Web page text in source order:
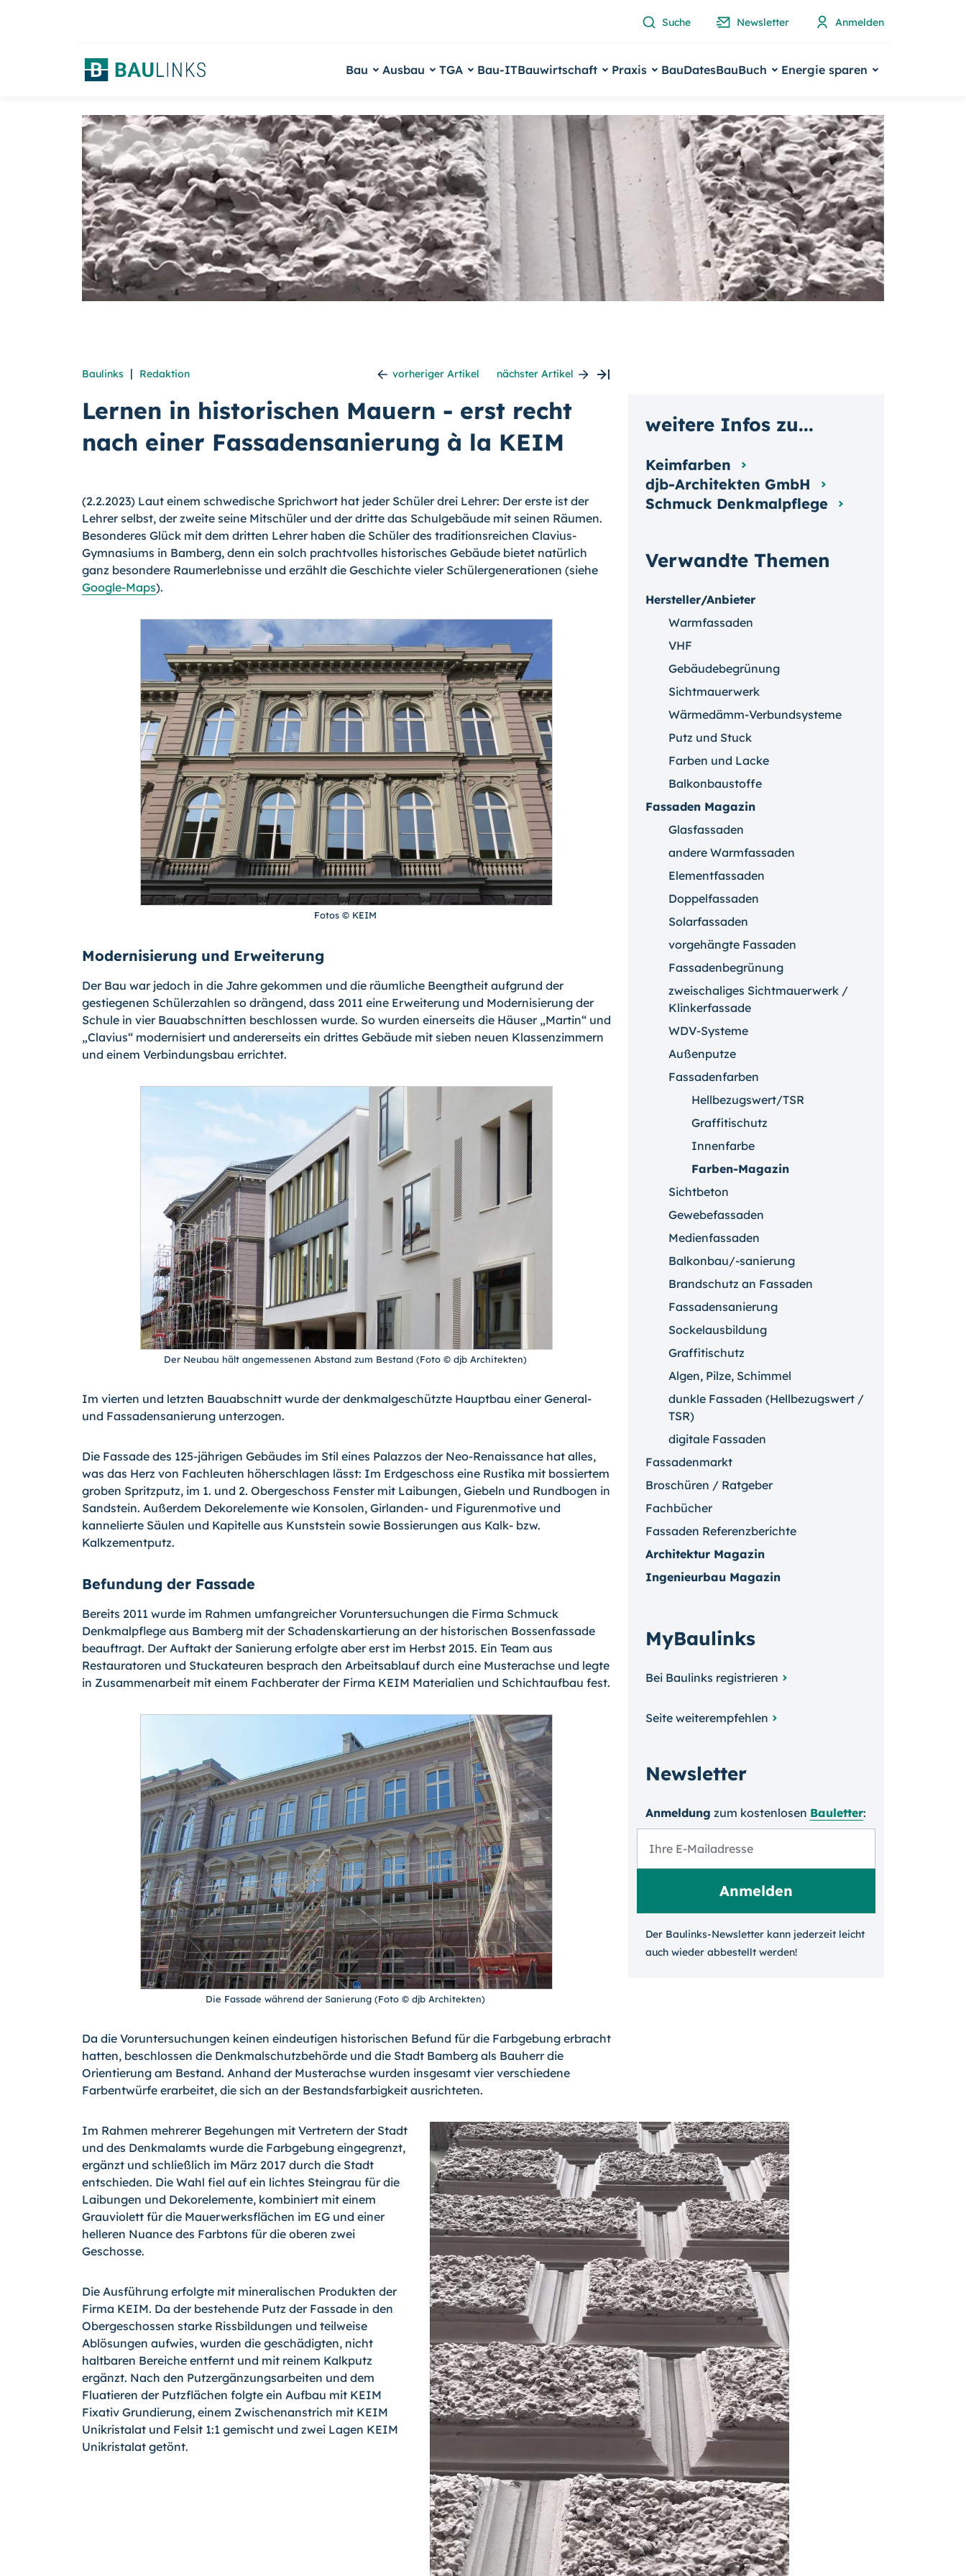
Suche Newsletter Anmelden
Bau Ausbau TGA Bau-ITBauwirtschaft Praxis BauDatesBauBuch Energie sparen
Baulinks | Redaktion vorheriger Artikel nächster Artikel
Lernen in historischen Mauern - erst recht
nach einer Fassadensanierung à la KEIM
(2.2.2023) Laut einem schwedische Sprichwort hat jeder Schüler drei Lehrer: Der erste ist der
Lehrer selbst, der zweite seine Mitschüler und der dritte das Schulgebäude mit seinen Räumen.
Besonderes Glück mit dem dritten Lehrer haben die Schüler des traditionsreichen Clavius-
Gymnasiums in Bamberg, denn ein solch prachtvolles historisches Gebäude bietet natürlich
ganz besondere Raumerlebnisse und erzählt die Geschichte vieler Schülergenerationen (siehe
Google-Maps).
Fotos © KEIM
Modernisierung und Erweiterung
Der Bau war jedoch in die Jahre gekommen und die räumliche Beengtheit aufgrund der
gestiegenen Schülerzahlen so drängend, dass 2011 eine Erweiterung und Modernisierung der
Schule in vier Bauabschnitten beschlossen wurde. So wurden einerseits die Häuser „Martin“ und
„Clavius“ modernisiert und andererseits ein drittes Gebäude mit sieben neuen Klassenzimmern
und einem Verbindungsbau errichtet.
Der Neubau hält angemessenen Abstand zum Bestand (Foto © djb Architekten)
Im vierten und letzten Bauabschnitt wurde der denkmalgeschützte Hauptbau einer General-
und Fassadensanierung unterzogen.
Die Fassade des 125-jährigen Gebäudes im Stil eines Palazzos der Neo-Renaissance hat alles,
was das Herz von Fachleuten höherschlagen lässt: Im Erdgeschoss eine Rustika mit bossiertem
groben Spritzputz, im 1. und 2. Obergeschoss Fenster mit Laibungen, Giebeln und Rundbogen in
Sandstein. Außerdem Dekorelemente wie Konsolen, Girlanden- und Figurenmotive und
kannelierte Säulen und Kapitelle aus Kunststein sowie Bossierungen aus Kalk- bzw.
Kalkzementputz.
Befundung der Fassade
Bereits 2011 wurde im Rahmen umfangreicher Voruntersuchungen die Firma Schmuck
Denkmalpflege aus Bamberg mit der Schadenskartierung an der historischen Bossenfassade
beauftragt. Der Auftakt der Sanierung erfolgte aber erst im Herbst 2015. Ein Team aus
Restauratoren und Stuckateuren besprach den Arbeitsablauf durch eine Musterachse und legte
in Zusammenarbeit mit einem Fachberater der Firma KEIM Materialien und Schichtaufbau fest.
Die Fassade während der Sanierung (Foto © djb Architekten)
Da die Voruntersuchungen keinen eindeutigen historischen Befund für die Farbgebung erbracht
hatten, beschlossen die Denkmalschutzbehörde und die Stadt Bamberg als Bauherr die
Orientierung am Bestand. Anhand der Musterachse wurden insgesamt vier verschiedene
Farbentwürfe erarbeitet, die sich an der Bestandsfarbigkeit ausrichteten.
Im Rahmen mehrerer Begehungen mit Vertretern der Stadt
und des Denkmalamts wurde die Farbgebung eingegrenzt,
ergänzt und schließlich im März 2017 durch die Stadt
entschieden. Die Wahl fiel auf ein lichtes Steingrau für die
Laibungen und Dekorelemente, kombiniert mit einem
Grauviolett für die Mauerwerksflächen im EG und einer
helleren Nuance des Farbtons für die oberen zwei
Geschosse.
Die Ausführung erfolgte mit mineralischen Produkten der
Firma KEIM. Da der bestehende Putz der Fassade in den
Obergeschossen starke Rissbildungen und teilweise
Ablösungen aufwies, wurden die geschädigten, nicht
haltbaren Bereiche entfernt und mit reinem Kalkputz
ergänzt. Nach den Putzergänzungsarbeiten und dem
Fluatieren der Putzflächen folgte ein Aufbau mit KEIM
Fixativ Grundierung, einem Zwischenanstrich mit KEIM
Unikristalat und Felsit 1:1 gemischt und zwei Lagen KEIM
Unikristalat getönt.
Verwandte Themen
Hersteller/Anbieter
Warmfassaden
VHF
Gebäudebegrünung
Sichtmauerwerk
Wärmedämm-Verbundsysteme
Putz und Stuck
Farben und Lacke
Balkonbaustoffe
Fassaden Magazin
Glasfassaden
andere Warmfassaden
Elementfassaden
Doppelfassaden
Solarfassaden
vorgehängte Fassaden
Fassadenbegrünung
zweischaliges Sichtmauerwerk /
Klinkerfassade
WDV-Systeme
Außenputze
Fassadenfarben
Hellbezugswert/TSR
Graffitischutz
Innenfarbe
Farben-Magazin
Sichtbeton
Gewebefassaden
Medienfassaden
Balkonbau/-sanierung
Brandschutz an Fassaden
Fassadensanierung
Sockelausbildung
Graffitischutz
Algen, Pilze, Schimmel
dunkle Fassaden (Hellbezugswert /
TSR)
digitale Fassaden
Fassadenmarkt
Broschüren / Ratgeber
Fachbücher
Fassaden Referenzberichte
Architektur Magazin
Ingenieurbau Magazin
MyBaulinks
Bei Baulinks registrieren
Seite weiterempfehlen
Newsletter
Anmeldung zum kosten­losen Bauletter:
Der Baulinks-Newsletter kann jeder­zeit leicht
auch wieder ab­bestellt werden!
weitere Infos zu...
Keimfarben
djb-Architekten GmbH
Schmuck Denkmalpflege